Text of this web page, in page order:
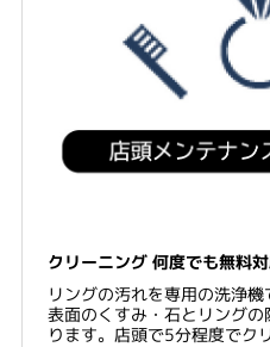
クリーニング 何度でも無料
リングの汚れを専用の洗浄
表面のくすみ・石とリング
ります。店頭で5分程度でク